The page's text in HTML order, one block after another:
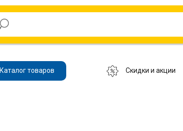
Скидки и акции
Каталог товаров